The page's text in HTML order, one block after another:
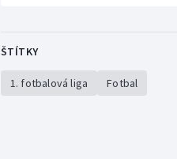
ŠTÍTKY
1. fotbalová liga Fotbal